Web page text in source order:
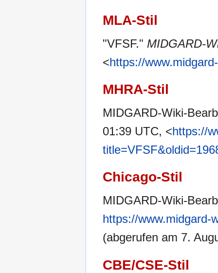
MLA-Stil
"VFSF." MIDGARD-
<https://
MHRA-Stil
MIDGARD-Wiki-
01:39 UTC, <https://
Chicago-Stil
MIDGARD-Wiki-
https://www.midgard-
(abgerufen am 7.
CBE/CSE-Stil